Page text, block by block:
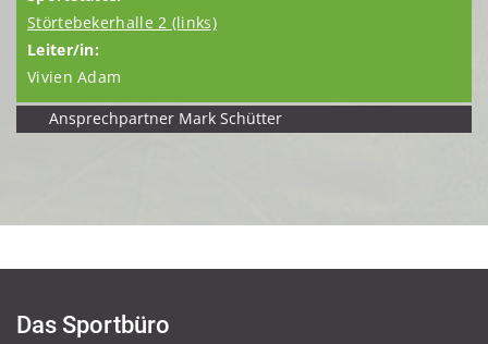
Störtebekerhalle 2 (links)
Vivien Adam
Ansprechpartner Mark Schütter
Das Sportbüro